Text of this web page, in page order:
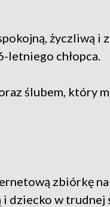
życzliwą i
letniego chłopca.
ślubem, który
zbiórkę
dziecko w trudnej